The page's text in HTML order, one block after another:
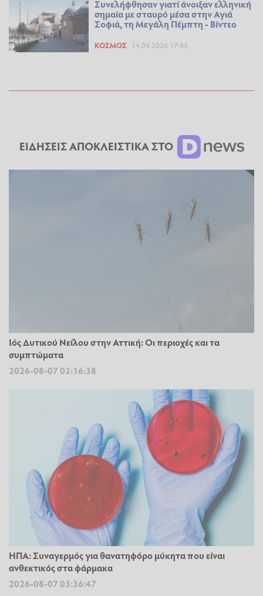
Συνελήφθησαν γιατί άνοιξαν ελληνική
σημαία με σταυρό μέσα στην Αγιά
Σοφιά, τη Μεγάλη Πέμπτη - Βίντεο
ΚΌΣΜΟΣ 14.04.2026 17:45
ΕΙΔΗΣΕΙΣ ΑΠΟΚΛΕΙΣΤΙΚΑ ΣΤΟ
Ιός Δυτικού Νείλου στην Αττική: Οι περιοχές και τα
συμπτώματα
2026-08-07 03:16:38
ΗΠΑ: Συναγερμός για θανατηφόρο μύκητα που είναι
ανθεκτικός στα φάρμακα
2026-08-07 03:36:47